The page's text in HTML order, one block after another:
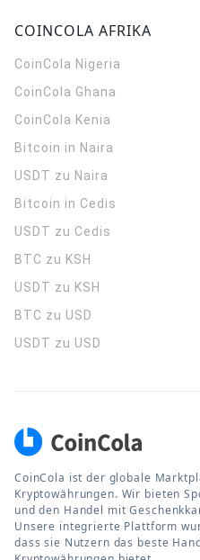
COINCOLA AFRIKA
CoinCola Nigeria
CoinCola Ghana
CoinCola Kenia
Bitcoin in Naira
USDT zu Naira
Bitcoin in Cedis
USDT zu Cedis
BTC zu KSH
USDT zu KSH
BTC zu USD
USDT zu USD
CoinCola ist der globale
Kryptowährungen. Wir bieten
und den Handel mit
Unsere integrierte Plattform
dass sie Nutzern das beste